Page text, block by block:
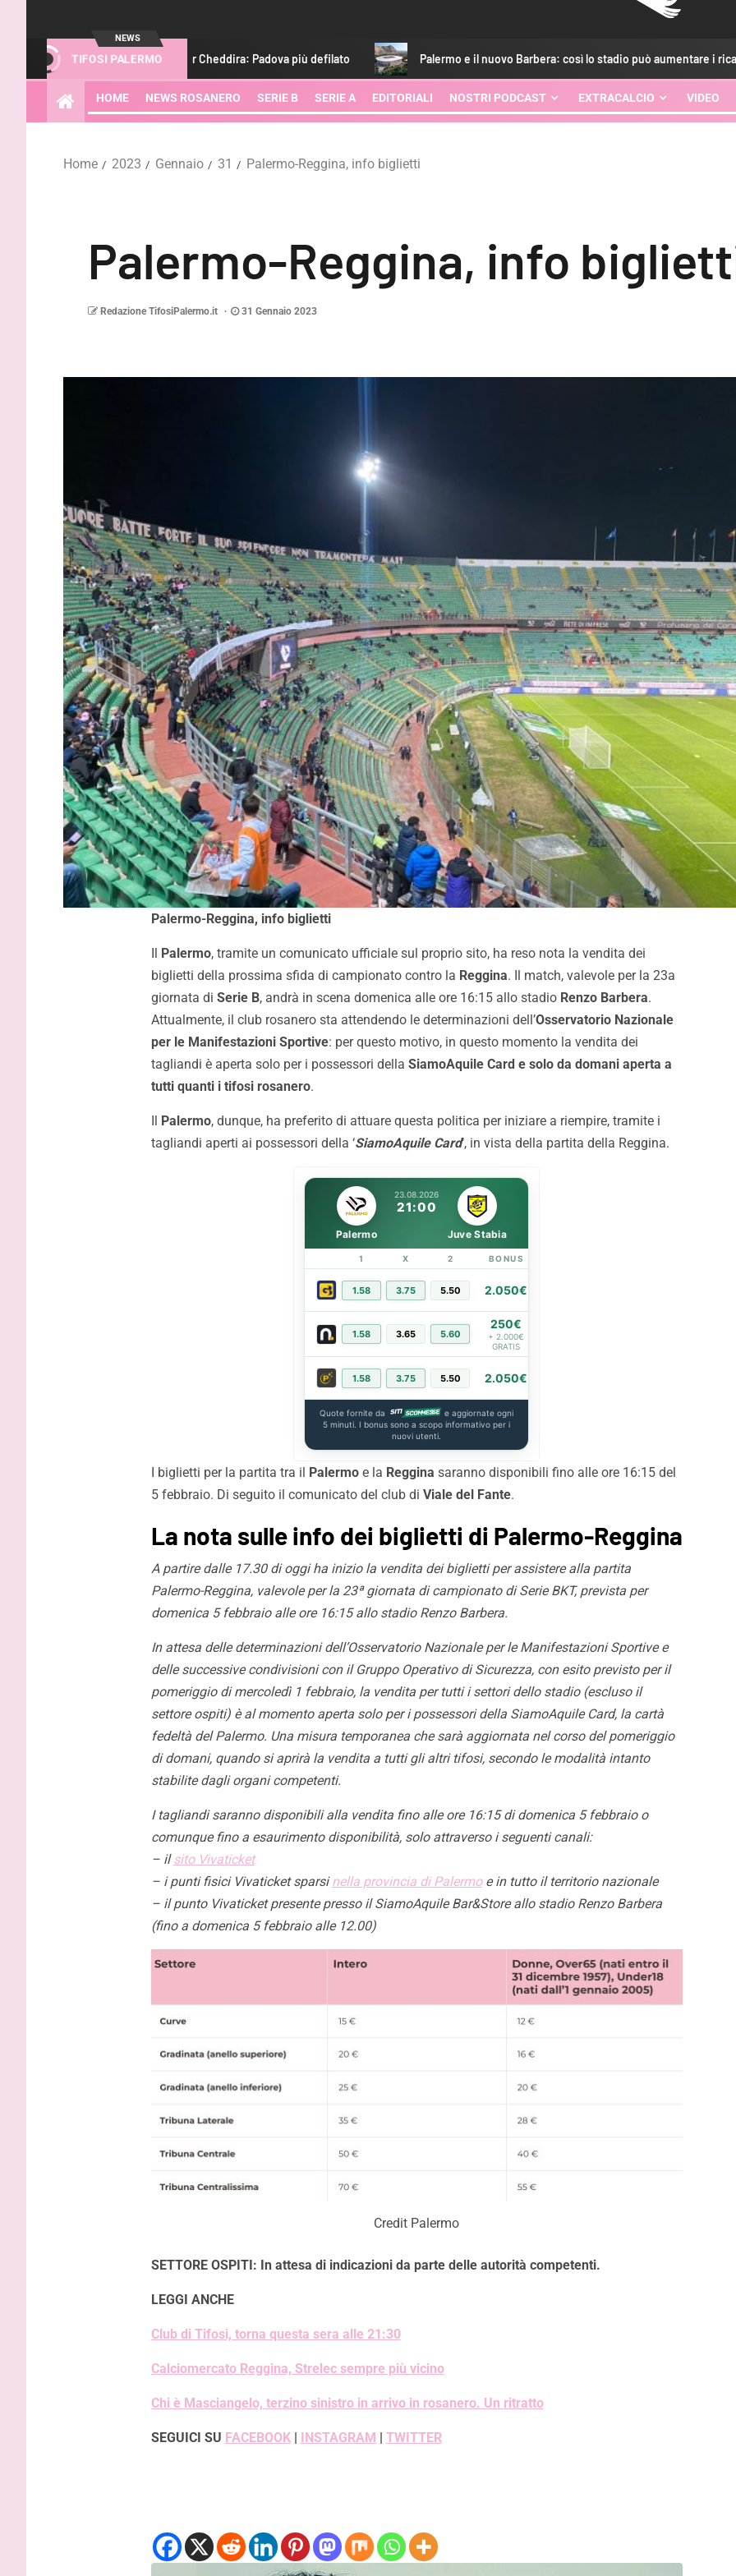
NEWS
TIFOSI PALERMO
Verona, si insiste per Cheddira: Padova più defilato Palermo e il nuovo Barbera: così lo stadio può aumentare i ricavi
HOME NEWS ROSANERO SERIE B SERIE A EDITORIALI NOSTRI PODCAST EXTRACALCIO VIDEO
Home 2023 Gennaio 31 Palermo-Reggina, info biglietti
Palermo-Reggina, info
Redazione TifosiPalermo.it 31 Gennaio 2023
Palermo-Reggina, info biglietti
Palermo, tramite un comunicato ufficiale sul proprio sito, ha reso nota la vendita dei
biglietti della prossima sfida di campionato contro la Reggina. Il match, valevole per la 23a
giornata di Serie B, andrà in scena domenica alle ore 16:15 allo stadio Renzo Barbera.
Attualmente, il club rosanero sta attendendo le determinazioni dell’Osservatorio Nazionale
per le Manifestazioni Sportive: per questo motivo, in questo momento la vendita dei
tagliandi è aperta solo per i possessori della SiamoAquile Card e solo da domani aperta a
tutti quanti i tifosi rosanero.
Palermo, dunque, ha preferito di attuare questa politica per iniziare a riempire, tramite i
tagliandi aperti ai possessori della ‘SiamoAquile Card‘, in vista della partita della Reggina.
23.08.2026
21:00
Palermo Juve Stabia
1 X 2 BONUS
1.58 3.75 5.50 2.050€
1.58 3.65 5.60
250€
+ 2.000€
GRATIS
1.58 3.75 5.50 2.050€
Quote fornite da
e aggiornate ogni
5 minuti. I bonus sono a scopo informativo per i
nuovi utenti.
I biglietti per la partita tra il Palermoe la Reggina saranno disponibili fino alle ore 16:15 del
5 febbraio. Di seguito il comunicato del club di Viale del Fante.
La nota sulle info dei biglietti di Palermo-Reggina
A partire dalle 17.30 di oggi ha inizio la vendita dei biglietti per assistere alla partita
Palermo-Reggina, valevole per la 23ª giornata di campionato di Serie BKT, prevista per
domenica 5 febbraio alle ore 16:15 allo stadio Renzo Barbera.
In attesa delle determinazioni dell’Osservatorio Nazionale per le Manifestazioni Sportive e
delle successive condivisioni con il Gruppo Operativo di Sicurezza, con esito previsto per il
pomeriggio di mercoledì 1 febbraio, la vendita per tutti i settori dello stadio (escluso il
settore ospiti) è al momento aperta solo per i possessori della SiamoAquile Card, la cartà
fedeltà del Palermo. Una misura temporanea che sarà aggiornata nel corso del pomeriggio
di domani, quando si aprirà la vendita a tutti gli altri tifosi, secondo le modalità intanto
stabilite dagli organi competenti.
I tagliandi saranno disponibili alla vendita fino alle ore 16:15 di domenica 5 febbraio o
comunque fino a esaurimento disponibilità, solo attraverso i seguenti canali:
– ilsito Vivaticket
– i punti fisici Vivaticket sparsinella provincia di Palermoe in tutto il territorio nazionale
– il punto Vivaticket presente presso il SiamoAquile Bar&Store allo stadio Renzo Barbera
(fino a domenica 5 febbraio alle 12.00)
Credit Palermo
SETTORE OSPITI: In attesa di indicazioni da parte delle autorità competenti.
LEGGI ANCHE
Club di Tifosi, torna questa sera alle 21:30
Calciomercato Reggina, Strelec sempre più vicino
Chi è Masciangelo, terzino sinistro in arrivo in rosanero. Un ritratto
SEGUICI SU FACEBOOK| INSTAGRAM | TWITTER
Inzaghi: “Contenti di aver vinto,
adesso ci sarà da lottare per
Palermo e il nuovo